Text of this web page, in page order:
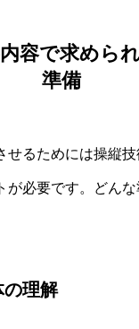
容で求めら
準備
せるためには操縦技
が必要です。どん
の理解